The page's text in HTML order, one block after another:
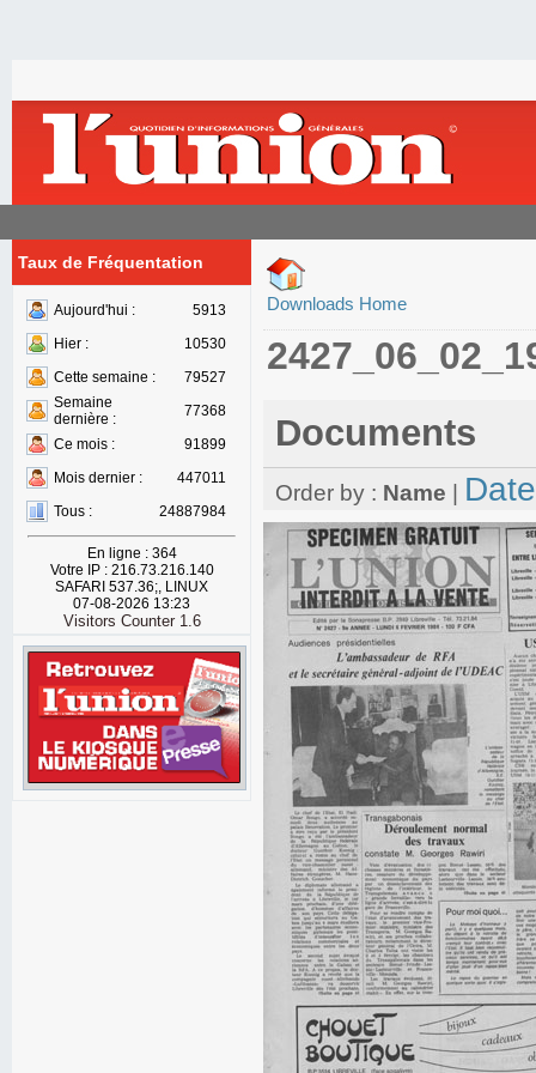
Taux de Fréquentation
Aujourd'hui :
5913
Hier :
10530
Cette semaine :
79527
Semaine
dernière :
77368
Ce mois :
91899
Mois dernier :
447011
Tous :
24887984
En ligne : 364
Votre IP : 216.73.216.140
SAFARI 537.36;, LINUX
07-08-2026 13:23
Visitors Counter 1.6
Downloads Home
Documents
Order by : Name Date